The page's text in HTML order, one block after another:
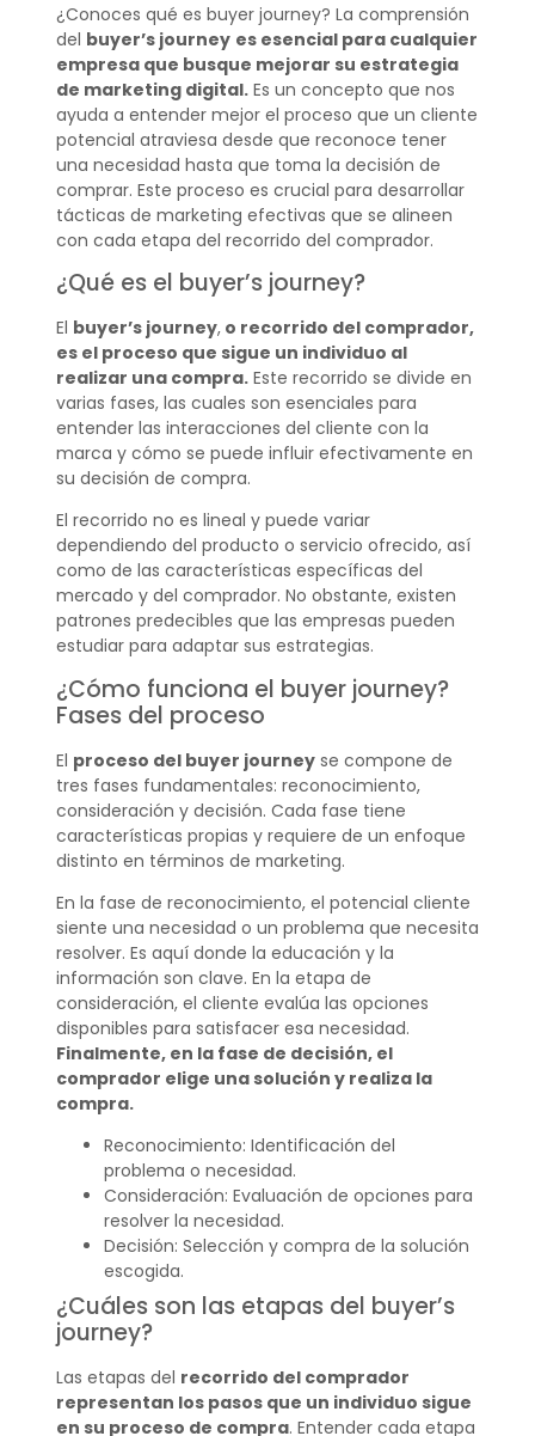
¿Conoces qué es buyer journey? La comprensión
del buyer’s journey es esencial para cualquier
empresa que busque mejorar su estrategia
de marketing digital.Es un concepto que nos
ayuda a entender mejor el proceso que un cliente
potencial atraviesa desde que reconoce tener
una necesidad hasta que toma la decisión de
comprar. Este proceso es crucial para desarrollar
tácticas de marketing efectivas que se alineen
con cada etapa del recorrido del comprador.
¿Qué es el buyer’s journey?
El buyer’s journey,o recorrido del comprador,
es el proceso que sigue un individuo al
realizar una compra.Este recorrido se divide en
varias fases, las cuales son esenciales para
entender las interacciones del cliente con la
marca y cómo se puede influir efectivamente en
su decisión de compra.
El recorrido no es lineal y puede variar
dependiendo del producto o servicio ofrecido, así
como de las características específicas del
mercado y del comprador. No obstante, existen
patrones predecibles que las empresas pueden
estudiar para adaptar sus estrategias.
¿Cómo funciona el buyer journey?
Fases del proceso
El proceso del buyer journeyse compone de
tres fases fundamentales: reconocimiento,
consideración y decisión. Cada fase tiene
características propias y requiere de un enfoque
distinto en términos de marketing.
En la fase de reconocimiento, el potencial cliente
siente una necesidad o un problema que necesita
resolver. Es aquí donde la educación y la
información son clave. En la etapa de
consideración, el cliente evalúa las opciones
disponibles para satisfacer esa necesidad.
Finalmente, en la fase de decisión, el
comprador elige una solución y realiza la
compra.
Reconocimiento: Identificación del
problema o necesidad.
Consideración: Evaluación de opciones para
resolver la necesidad.
Decisión: Selección y compra de la solución
escogida.
¿Cuáles son las etapas del buyer’s
journey?
Las etapas del recorrido del comprador
representan los pasos que un individuo sigue
en su proceso de compra. Entender cada etapa